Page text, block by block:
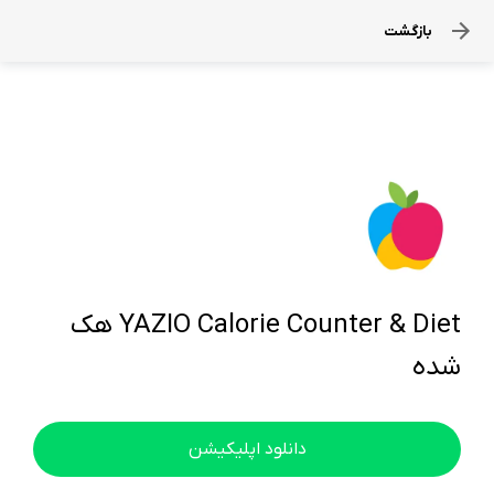
بازگشت
YAZIO Calorie Counter & Diet هک
شده
دانلود اپلیکیشن